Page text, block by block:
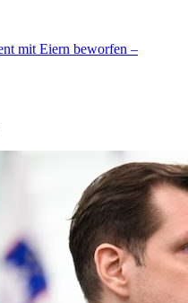
mit Eiern beworfen –